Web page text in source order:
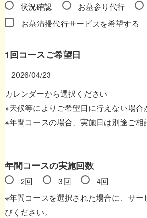
状況確認 お墓参り代行
お墓清掃代行サービスを希望する
1回コースご希望日
カレンダーから選択ください
※天候等によりご希望日に行えない場合
※年間コースの場合、実施日は別途ご相
年間コースの実施回数
2回 3回
4回
※年間コースを選択された場合に、サー
びください。